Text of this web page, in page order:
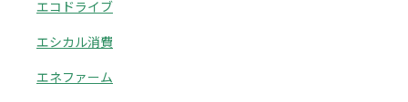
エコドライブ
エシカル消費
エネファーム